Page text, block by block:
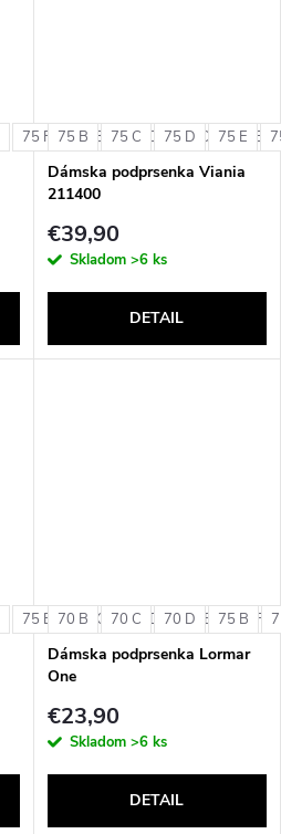
75 F 80 B 80 C 80 D 80 E
75 B 75 C 75 D 75 E
Dámska podprsenka Viania
211400
€39,90
Skladom >6 ks
DETAIL
75 B 75 C 75 D 75 E 75 F
70 B 70 C 70 D 75 B
Dámska podprsenka Lormar
One
€23,90
Skladom >6 ks
DETAIL